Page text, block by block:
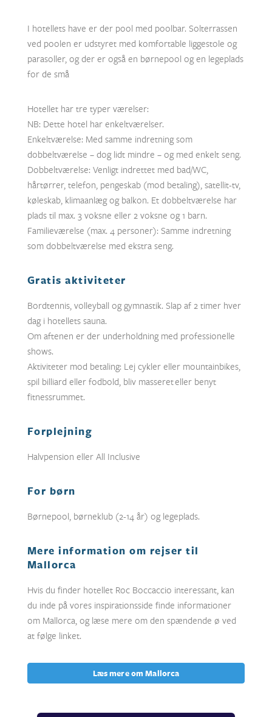
I hotellets have er der pool med poolbar. Solterrassen
ved poolen er udstyret med komfortable liggestole og
parasoller, og der er også en børnepool og en legeplads
for de små
Hotellet har tre typer værelser:
NB: Dette hotel har enkeltværelser.
Enkeltværelse: Med samme indretning som
dobbeltværelse – dog lidt mindre – og med enkelt seng.
Dobbeltværelse: Venligt indrettet med bad/WC,
hårtørrer, telefon, pengeskab (mod betaling), satellit-tv,
køleskab, klimaanlæg og balkon. Et dobbeltværelse har
plads til max. 3 voksne eller 2 voksne og 1 barn.
Familieværelse (max. 4 personer): Samme indretning
som dobbeltværelse med ekstra seng.
Gratis aktiviteter
Bordtennis, volleyball og gymnastik. Slap af 2 timer hver
dag i hotellets sauna.
Om aftenen er der underholdning med professionelle
shows.
Aktiviteter mod betaling: Lej cykler eller mountainbikes,
spil billiard eller fodbold, bliv masseret eller benyt
fitnessrummet.
Forplejning
Halvpension eller All Inclusive
For børn
Børnepool, børneklub (2-14 år) og legeplads.
Mere information om rejser til
Mallorca
Hvis du finder hotellet Roc Boccaccio interessant, kan
du inde på vores inspirationsside finde informationer
om Mallorca, og læse mere om den spændende ø ved
at følge linket.
Læs mere om Mallorca